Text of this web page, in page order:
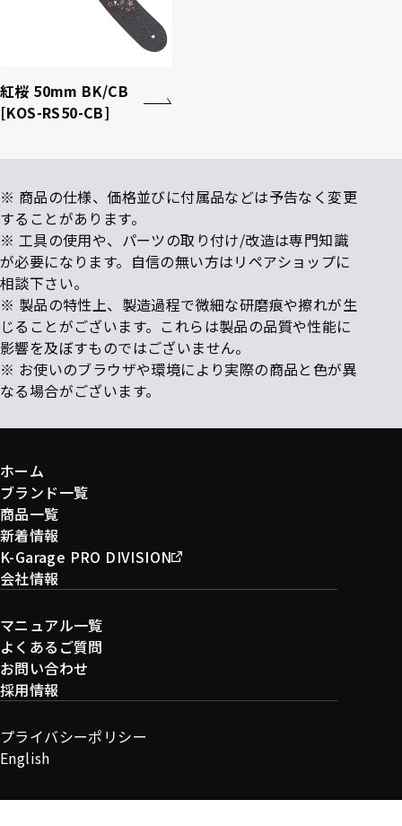
紅桜 50mm BK/CB
[KOS-RS50-CB]
※ 商品の仕様、価格並びに付属品などは予告なく変更
することがあります。
※ 工具の使用や、パーツの取り付け/改造は専門知識
が必要になります。自信の無い方はリペアショップに
相談下さい。
※ 製品の特性上、製造過程で微細な研磨痕や擦れが生
じることがございます。これらは製品の品質や性能に
影響を及ぼすものではございません。
※ お使いのブラウザや環境により実際の商品と色が異
なる場合がございます。
ホーム
ブランド一覧
商品一覧
新着情報
K-Garage PRO DIVISION
会社情報
マニュアル一覧
よくあるご質問
お問い合わせ
採用情報
プライバシーポリシー
English